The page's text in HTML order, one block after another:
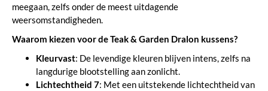
meegaan, zelfs onder de meest uitdagende
weersomstandigheden.
Waarom kiezen voor de Teak & Garden Dralon kussens?
Kleurvast: De levendige kleuren blijven intens, zelfs na
langdurige blootstelling aan zonlicht.
Lichtechtheid 7: Met een uitstekende lichtechtheid van